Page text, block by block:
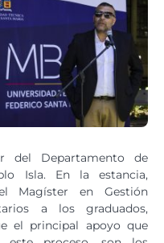
del Departamento de
Isla. En la estancia,
Magíster en Gestión
a los graduados,
el principal apoyo que